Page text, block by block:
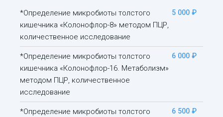
*Определение микробиоты толстого
кишечника «Колонофлор-8» методом ПЦР,
количественное исследование
5 000 ₽
*Определение микробиоты толстого
кишечника «Колонофлор-16. Метаболизм»
методом ПЦР, количественное
исследование
6 000 ₽
*Определение микробиоты толстого
6 500 ₽